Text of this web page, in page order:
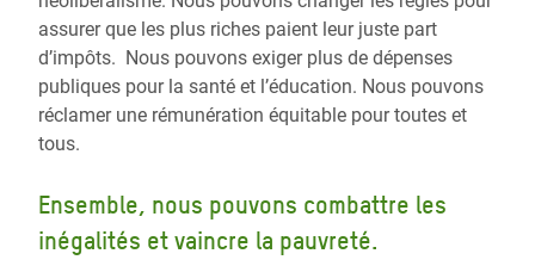
assurer que les plus riches paient leur juste part
d’impôts. Nous pouvons exiger plus de dépenses
publiques pour la santé et l’éducation. Nous pouvons
réclamer une rémunération équitable pour toutes et
tous.
Ensemble, nous pouvons combattre les
inégalités et vaincre la pauvreté.